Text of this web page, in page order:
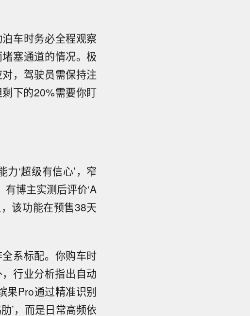
车时务必全程观察
塞通道的情况。极
，驾驶员需保持注
下的20%需要你盯
‘超级有信心’，窄
博主实测后评价‘A
该功能在预售38天
系标配。你购车时
行业分析指出自动
果Pro通过精准识别
’，而是日常高频依